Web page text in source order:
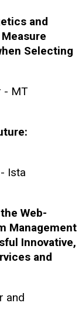
and
Selecting
- MT
Ista
Web-
Management
Innovative,
and
and